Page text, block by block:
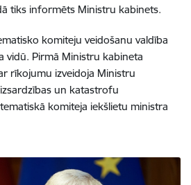
tiks informēts Ministru kabinets.
komiteju veidošanu valdība
vidū. Pirmā Ministru kabineta
rīkojumu izveidoja Ministru
un katastrofu
komiteja iekšlietu ministra